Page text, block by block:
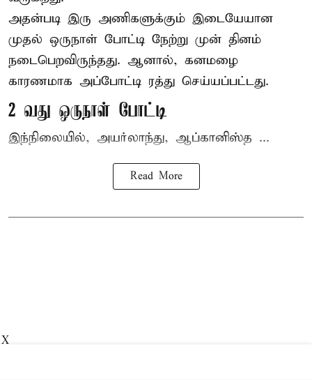
அதன்படி இரு அணிகளுக்கும் இடையேயான
முதல் ஒருநாள் போட்டி நேற்று முன் தினம்
நடைபெறவிருந்தது. ஆனால், கனமழை
காரணமாக அப்போட்டி ரத்து செய்யப்பட்டது.
2 வது ஒருநாள் போட்டி
இந்நிலையில், அயர்லாந்து, ஆப்கானிஸ்த ...
Read More
X